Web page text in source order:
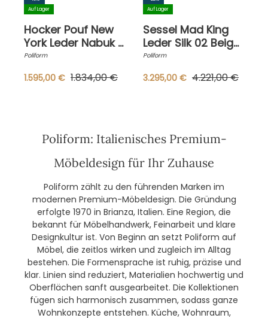
Auf Lager
Hocker Pouf New
York Leder Nabuk 5
Grafite Cat. Y Grau
Poliform
1.595,00 € 1.834,00 €
Auf Lager
Sessel Mad King
Leder Silk 02 Beige
Gestell Eiche
Poliform
3.295,00 € 4.221,00 €
Poliform: Italienisches Premium-
Möbeldesign für Ihr Zuhause
Poliform zählt zu den führenden Marken im
modernen Premium-Möbeldesign. Die Gründung
erfolgte 1970 in Brianza, Italien. Eine Region, die
bekannt für Möbelhandwerk, Feinarbeit und klare
Designkultur ist. Von Beginn an setzt Poliform auf
Möbel, die zeitlos wirken und zugleich im Alltag
bestehen. Die Formensprache ist ruhig, präzise und
klar. Linien sind reduziert, Materialien hochwertig und
Oberflächen sanft ausgearbeitet. Die Kollektionen
fügen sich harmonisch zusammen, sodass ganze
Wohnkonzepte entstehen. Küche, Wohnraum,